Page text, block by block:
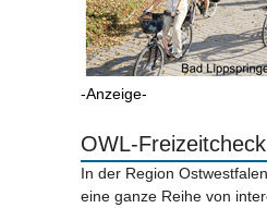
-Anzeige-
OWL-Freizeitcheck
In der Region
eine ganze Reihe von